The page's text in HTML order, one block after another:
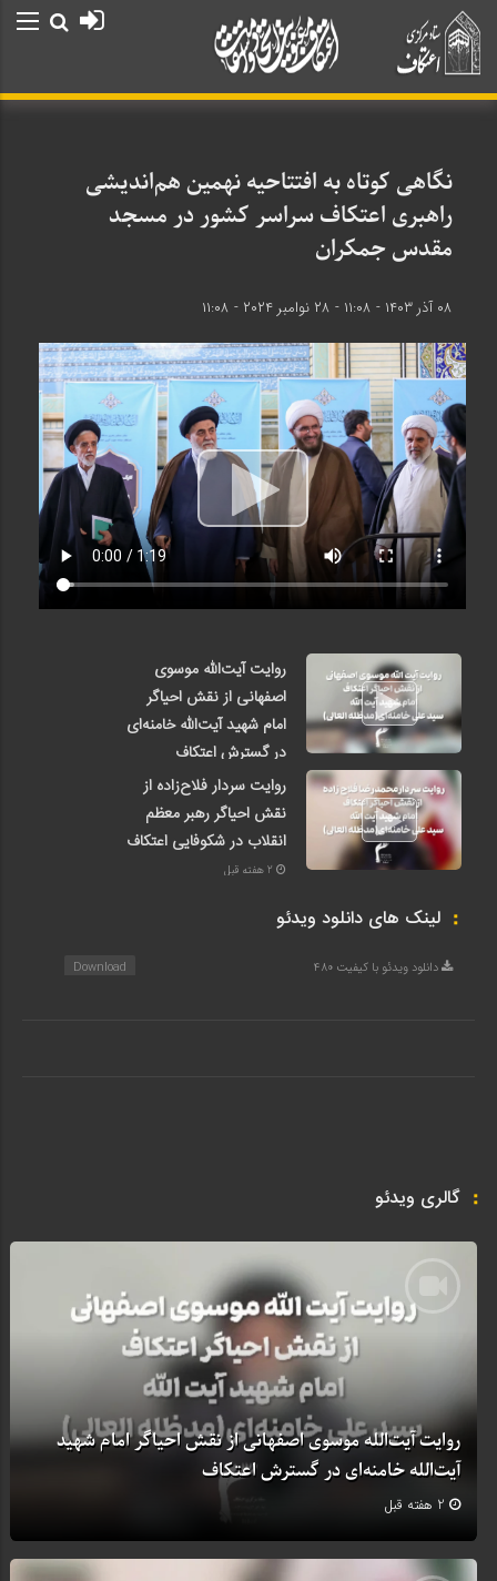
نگاهی کوتاه به افتتاحیه نهمین هم‌اندیشی
راهبری اعتکاف سراسر کشور در مسجد
مقدس جمکران
۰۸ آذر ۱۴۰۳ - ۱۱:۰۸ - ۲۸ نوامبر ۲۰۲۴ - ۱۱:۰۸
روایت آیت‌الله موسوی
اصفهانی از نقش احیاگر
امام شهید آیت‌الله خامنه‌ای
در گسترش اعتکاف
2 هفته قبل
روایت سردار فلاح‌زاده از
نقش احیاگر رهبر معظم
انقلاب در شکوفایی اعتکاف
لینک های دانلود ویدئو
دانلود ویدئو با کیفیت 480 Download
گالری ویدئو
روایت آیت‌الله موسوی اصفهانی از نقش احیاگر امام شهید
آیت‌الله خامنه‌ای در گسترش اعتکاف
2 هفته قبل